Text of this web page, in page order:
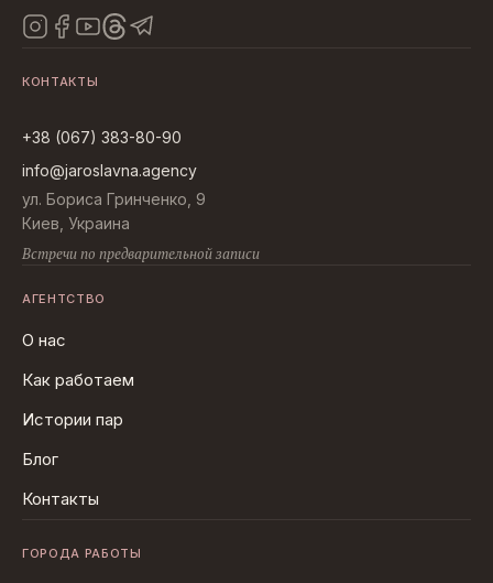
КОНТАКТЫ
+38 (067) 383-80-90
info@jaroslavna.agency
ул. Бориса Гринченко, 9
Киев, Украина
Встречи по предварительной записи
АГЕНТСТВО
О нас
Как работаем
Истории пар
Блог
Контакты
ГОРОДА РАБОТЫ